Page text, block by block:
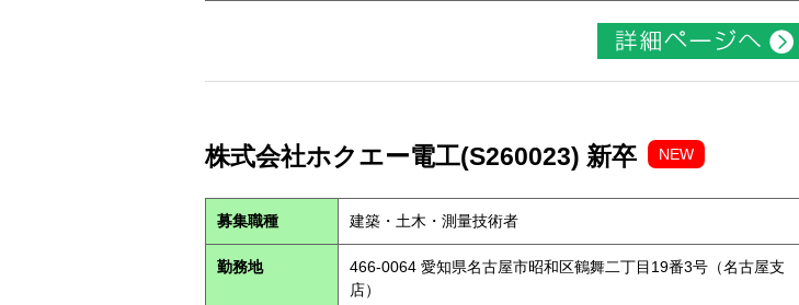
株式会社ホクエー電工(S260023) 新卒 NEW
募集職種 建築・土木・測量技術者
勤務地
466-0064 愛知県名古屋市昭和区鶴舞二丁目19番3号（名古屋支
店）